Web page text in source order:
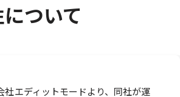
ついて
社エディットモードより、同社が運